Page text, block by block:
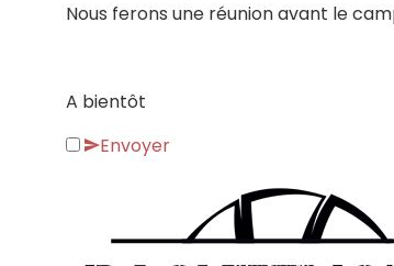
Nous ferons une réunion avant le
A bientôt
Envoyer